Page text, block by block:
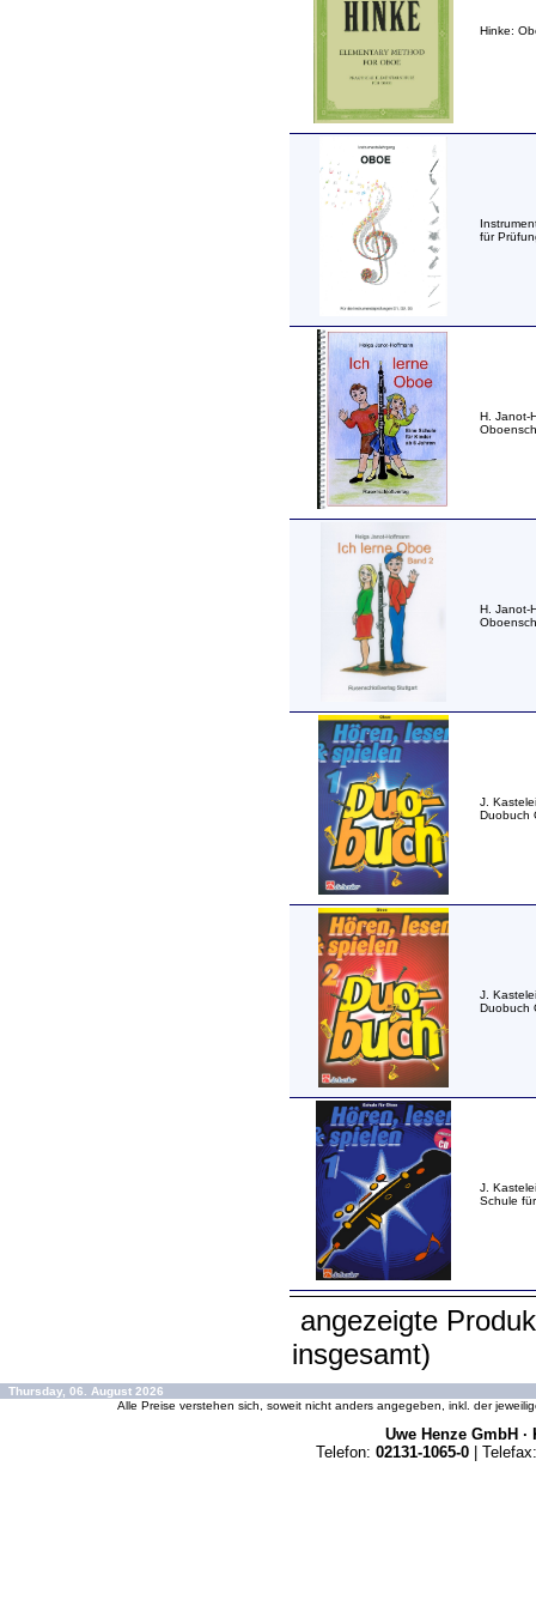
Hinke:
für
H. Janot-
H. Janot-
J.
Duobuch
J.
Duobuch
J.
Schule
angezeigte
insgesamt)
Thursday, 06. August 2026
Alle Preise verstehen sich, soweit nicht anders angegeben, inkl. der
Uwe Henze GmbH ·
Telefon: 02131-1065-0 | Telefax: